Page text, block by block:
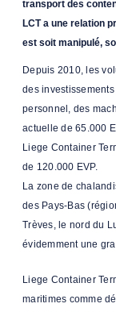
transport des
LCT a une relation
est soit manipulé,
Depuis 2010, les
des
personnel, des
actuelle de 65.000
Liege Container
de 120.000 EVP.
La zone de
des Pays-Bas
Trèves, le nord du
évidemment une
Liege Container
maritimes comme